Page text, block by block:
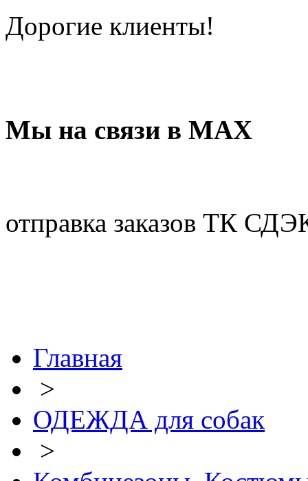
Дорогие клиенты!
Мы на связи в МАХ
отправка заказов ТК
Главная
>
ОДЕЖДА для собак
>